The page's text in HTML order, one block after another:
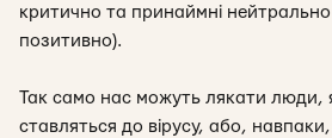
критично та принаймні
позитивно).
Так само нас можуть лякати люди,
ставляться до вірусу, або,